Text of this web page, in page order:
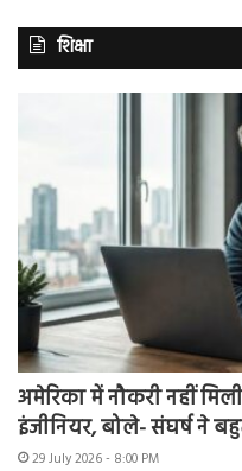
शिक्षा
अमेरिका में नौकरी नहीं
इंजीनियर, बोले- संघर्ष ने
29 July 2026 - 8:00 PM